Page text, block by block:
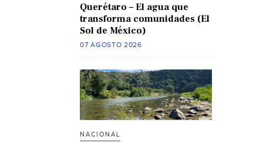
Querétaro – El agua que
transforma comunidades (El
Sol de México)
07 AGOSTO 2026
NACIONAL